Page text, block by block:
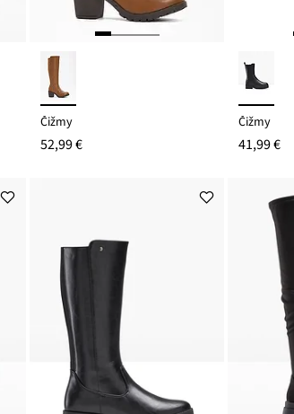
Čižmy
52,99 €
Čižmy
41,99 €